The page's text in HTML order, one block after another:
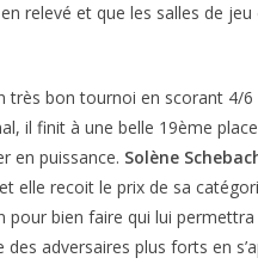
relevé et que les salles de jeu
très bon tournoi en scorant 4/6
il finit à une belle 19ème
en puissance. Solène
elle recoit le prix de sa
bien faire qui lui
des adversaires plus forts en